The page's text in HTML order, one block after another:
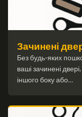
Зачинені
Без будь-яких
ваші зачинені
іншого боку або…